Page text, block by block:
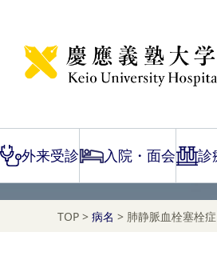
外来受診 入院・面会 診
Disease Name Search
TOP > 病名 > 肺静脈血栓塞栓症